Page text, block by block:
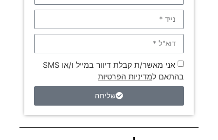
אני מאשר/ת קבלת דיוור במייל ו/או SMS
בהתאם למדיניות הפרטיות
שליחה